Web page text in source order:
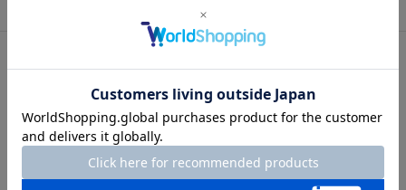
※ご着用にあたり、重度の外反母趾の方は専門医にご相談くだ
さい。
チャット相談をする